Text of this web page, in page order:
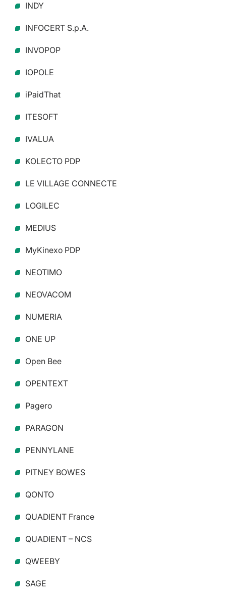
INDY
INFOCERT S.p.A.
INVOPOP
IOPOLE
iPaidThat
ITESOFT
IVALUA
KOLECTO PDP
LE VILLAGE CONNECTE
LOGILEC
MEDIUS
MyKinexo PDP
NEOTIMO
NEOVACOM
NUMERIA
ONE UP
Open Bee
OPENTEXT
Pagero
PARAGON
PENNYLANE
PITNEY BOWES
QONTO
QUADIENT France
QUADIENT – NCS
QWEEBY
SAGE